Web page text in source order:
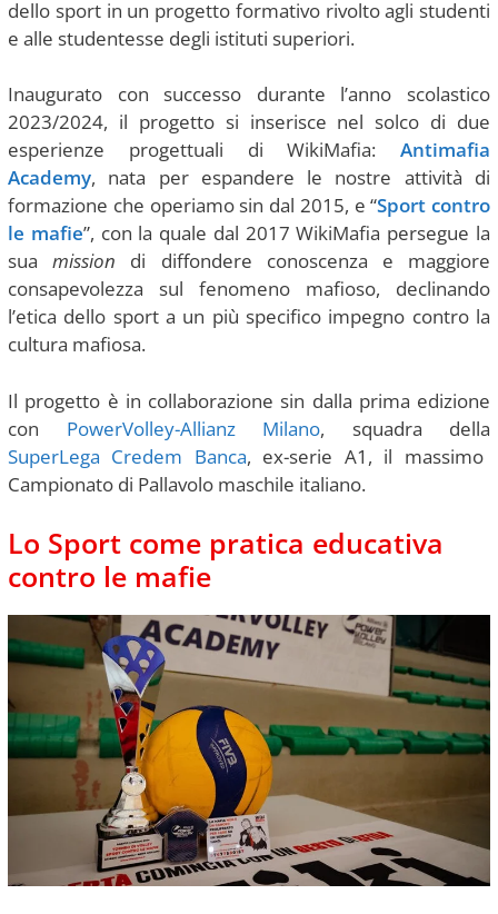
dello sport in un progetto formativo rivolto agli studenti
e alle studentesse degli istituti superiori.
Inaugurato con successo durante l’anno scolastico
2023/2024, il progetto si inserisce nel solco di due
esperienze progettuali di WikiMafia: Antimafia
Academy, nata per espandere le nostre attività di
formazione che operiamo sin dal 2015, e “Sport contro
le mafie”, con la quale dal 2017 WikiMafia persegue la
suamission di diffondere conoscenza e maggiore
consapevolezza sul fenomeno mafioso, declinando
l’etica dello sport a un più specifico impegno contro la
cultura mafiosa.
Il progetto è in collaborazione sin dalla prima edizione
con
PowerVolley-Allianz Milano, squadra della
SuperLega Credem Banca, ex-serie A1, il massimo
Campionato di Pallavolo maschile italiano.
Lo Sport come pratica educativa
contro le mafie